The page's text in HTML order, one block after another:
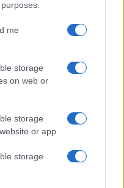
me
storage
on web or
storage
or app.
storage
a corpo libero